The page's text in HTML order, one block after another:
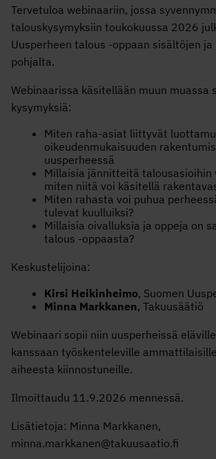
Tervetuloa webinaariin, jossa
talouskysymyksiin toukokuussa 2026
Uusperheen talous -oppaan sisältöjen ja
pohjalta.
Webinaarissa käsitellään muun muassa
kysymyksiä:
Miten raha-asiat liittyvät
oikeudenmukaisuuden
uusperheessä
Millaisia jännitteitä talousasioihin
miten niitä voi käsitellä
Miten rahasta voi puhua
tulevat kuulluiksi?
Millaisia oivalluksia ja oppeja on
talous -oppaasta?
Keskustelijoina:
Kirsi Heikinheimo, Suomen
Minna Markkanen, Takuusäätiö
Webinaari sopii niin uusperheissä
kanssaan työskenteleville
aiheesta kiinnostuneille.
Ilmoittaudu 11.9.2026 mennessä.
Lisätietoja: Minna Markkanen,
minna.markkanen@takuusaatio.fi